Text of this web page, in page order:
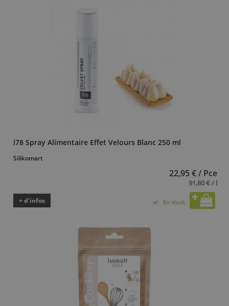
i78 Spray Alimentaire Effet Velours Blanc 250 ml
Silikomart
22,95 € / Pce
91,80 € / l
+ d’infos En stock